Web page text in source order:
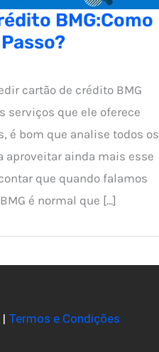
BMG:Como
cartão de crédito BMG
serviços que ele oferece
é bom que analise todos os
aproveitar ainda mais esse
que quando falamos
é normal que […]
| Termos e Condições